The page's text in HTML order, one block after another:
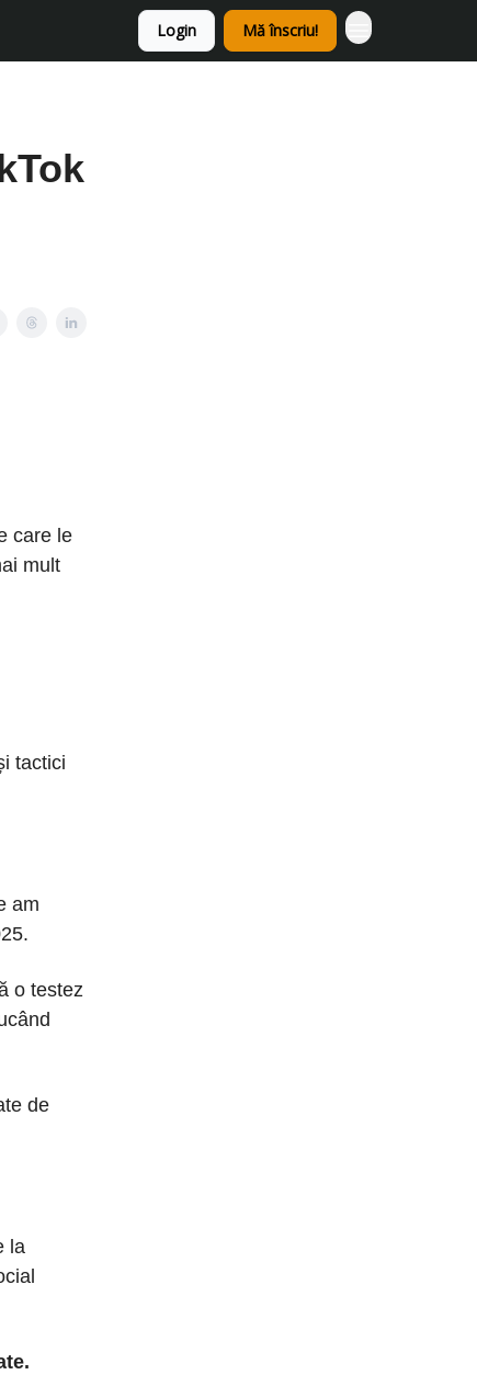
Login Mă înscriu!
care le
mult
tactici
am
o testez
de
la